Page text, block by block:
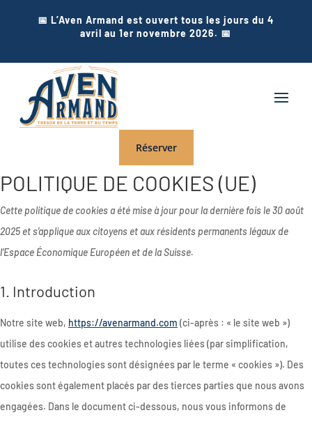
📅 L’Aven Armand est ouvert tous les jours du 4
avril au 1er novembre 2026. 📅
Réserver
POLITIQUE DE COOKIES (UE)
Cette politique de cookies a été mise à jour pour la dernière fois le 30 août
2025 et s’applique aux citoyens et aux résidents permanents légaux de
l’Espace Économique Européen et de la Suisse.
1. Introduction
Notre site web, https://avenarmand.com (ci-après : « le site web »)
utilise des cookies et autres technologies liées (par simplification,
toutes ces technologies sont désignées par le terme « cookies »). Des
cookies sont également placés par des tierces parties que nous avons
engagées. Dans le document ci-dessous, nous vous informons de